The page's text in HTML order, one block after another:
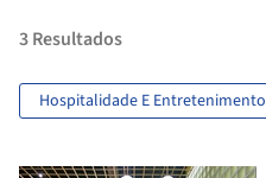
3Resultados
Hospitalidade E Entretenimento